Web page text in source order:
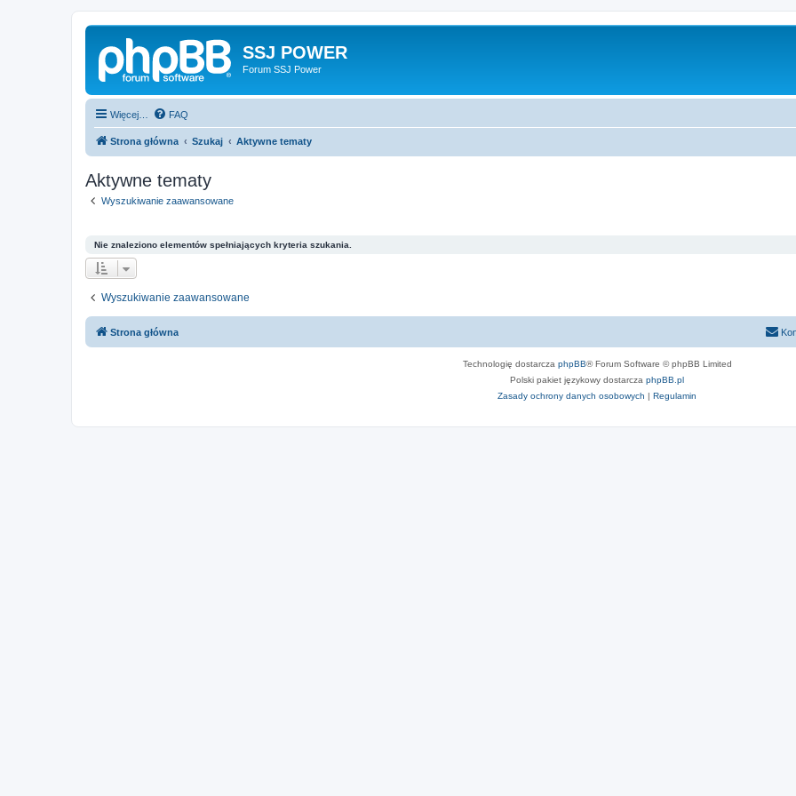
SSJ POWER
Forum SSJ Power
Więcej… FAQ
Strona główna Szukaj Aktywne tematy
Aktywne tematy
Wyszukiwanie zaawansowane
Nie znaleziono elementów spełniających kryteria szukania.
Wyszukiwanie zaawansowane
Strona główna
Technologię dostarcza phpBB® Forum Software © phpBB Limited
Polski pakiet językowy dostarcza phpBB.pl
Zasady ochrony danych osobowych | Regulamin